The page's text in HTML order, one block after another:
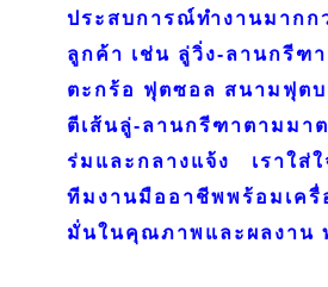
ประสบการณ์ทำงานมากก
ลูกค้า เช่น ลู่วิ่ง-ลานกรีฑ
ตะกร้อ ฟุตซอล สนามฟุต
ตีเส้นลู่-ลานกรีฑาตามมา
ร่มและกลางแจ้ง เราใส่
ทีมงานมืออาชีพพร้อมเครื่
มั่นในคุณภาพและผลงาน